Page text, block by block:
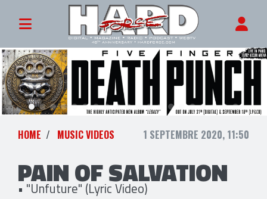
HOME MUSIC VIDEOS 1 SEPTEMBRE 2020, 11:50
PAIN OF SALVATION
• "Unfuture" (Lyric Video)